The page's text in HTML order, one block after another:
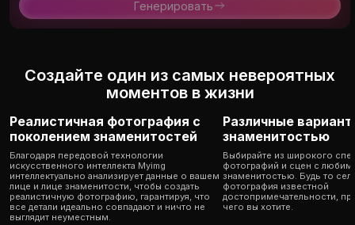
Генерировать
Создайте один из самых невероятных
моментов в жизни
Реалистичная фотография с
поколением знаменитостей
Благодаря передовой технологии
искусственного интеллекта Myimg
интеллектуально анализирует данные о вашем
лице и лице знаменитости, чтобы создать
реалистичную фотографию, гарантируя, что
все детали идеально совпадают и ничто не
выглядит неуместным.
Различные
знаменитостью
Выбирайте из широкого
фотографий и сцен с
знаменитостью. Будь то
фотография известной
достопримечательности,
чего вы хотите.